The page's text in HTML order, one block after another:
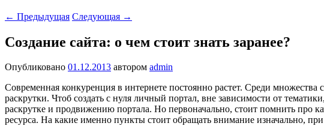
← Предыдущая Следующая →
Создание сайта: о чем стоит знать заранее?
Опубликовано 01.12.2013 автором admin
Современная конкуренция в интернете постоянно растет. Среди
раскрутки. Чтоб создать с нуля личный портал, вне зависимости от
раскрутке и продвижению портала. Но первоначально, стоит помнить про
ресурса. На какие именно пункты стоит обращать внимание изначально, при